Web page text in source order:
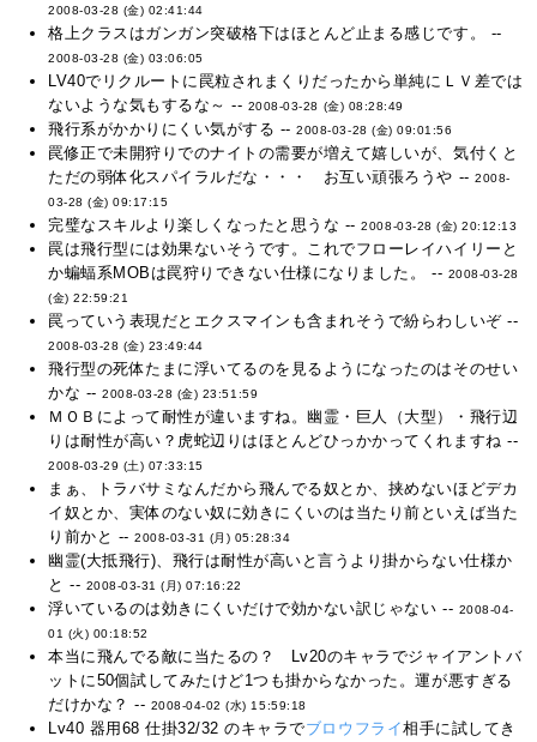
2008-03-28 (金) 02:41:44
格上クラスはガンガン突破格下はほとんど止まる感じです。 --
2008-03-28 (金) 03:06:05
LV40でリクルートに罠粒されまくりだったから単純にＬＶ差では
ないような気もするな～ -- 2008-03-28 (金) 08:28:49
飛行系がかかりにくい気がする --2008-03-28 (金) 09:01:56
罠修正で未開狩りでのナイトの需要が増えて嬉しいが、気付くと
ただの弱体化スパイラルだな・・・ お互い頑張ろうや --2008-
03-28 (金) 09:17:15
完璧なスキルより楽しくなったと思うな --2008-03-28 (金) 20:12:13
罠は飛行型には効果ないそうです。これでフローレイハイリーと
か蝙蝠系MOBは罠狩りできない仕様になりました。 -- 2008-03-28
(金) 22:59:21
罠っていう表現だとエクスマインも含まれそうで紛らわしいぞ --
2008-03-28 (金) 23:49:44
飛行型の死体たまに浮いてるのを見るようになったのはそのせい
かな --2008-03-28 (金) 23:51:59
ＭＯＢによって耐性が違いますね。幽霊・巨人（大型）・飛行辺
りは耐性が高い？虎蛇辺りはほとんどひっかかってくれますね --
2008-03-29 (土) 07:33:15
まぁ、トラバサミなんだから飛んでる奴とか、挟めないほどデカ
イ奴とか、実体のない奴に効きにくいのは当たり前といえば当た
り前かと --2008-03-31 (月) 05:28:34
幽霊(大抵飛行)、飛行は耐性が高いと言うより掛からない仕様か
と -- 2008-03-31 (月) 07:16:22
浮いているのは効きにくいだけで効かない訳じゃない -- 2008-04-
01 (火) 00:18:52
本当に飛んでる敵に当たるの？ Lv20のキャラでジャイアントバ
ットに50個試してみたけど1つも掛からなかった。運が悪すぎる
だけかな？ -- 2008-04-02 (水) 15:59:18
Lv40 器用68 仕掛32/32 のキャラでブロウフライ相手に試してき